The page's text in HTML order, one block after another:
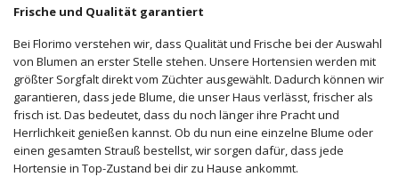
Frische und Qualität garantiert
Bei Florimo verstehen wir, dass Qualität und Frische bei der Auswahl
von Blumen an erster Stelle stehen. Unsere Hortensien werden mit
größter Sorgfalt direkt vom Züchter ausgewählt. Dadurch können wir
garantieren, dass jede Blume, die unser Haus verlässt, frischer als
frisch ist. Das bedeutet, dass du noch länger ihre Pracht und
Herrlichkeit genießen kannst. Ob du nun eine einzelne Blume oder
einen gesamten Strauß bestellst, wir sorgen dafür, dass jede
Hortensie in Top-Zustand bei dir zu Hause ankommt.